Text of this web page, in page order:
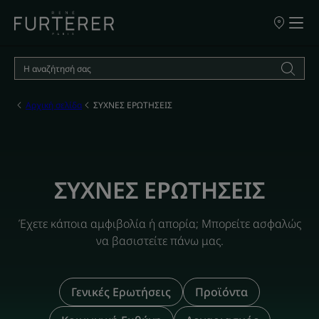
ΣΗΜΕΙΑ
ΜΑΣ
Αρχική σελίδα ΣΥΧΝΕΣ ΕΡΩΤΗΣΕΙΣ
ΣΥΧΝΕΣ ΕΡΩΤΗΣΕΙΣ
Έχετε κάποια αμφιβολία ή απορία; Μπορείτε ασφαλώς
να βασιστείτε πάνω μας.
Γενικές Ερωτήσεις
Προϊόντα